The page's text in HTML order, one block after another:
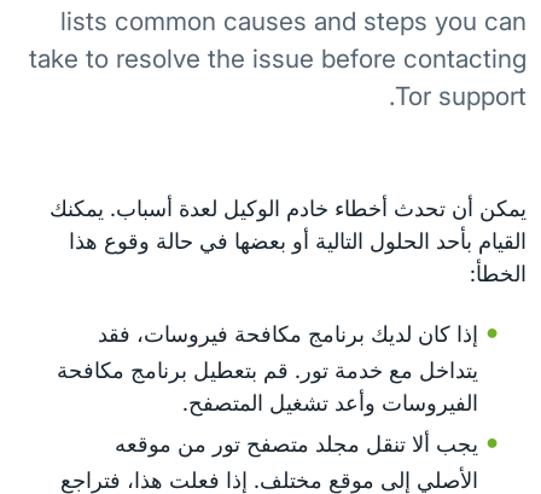
lists common causes and steps you can
take to resolve the issue before contacting
Tor support.
يمكن أن تحدث أخطاء خادم الوكيل لعدة أسباب. يمكنك
القيام بأحد الحلول التالية أو بعضها في حالة وقوع هذا
الخطأ:
إذا كان لديك برنامج مكافحة فيروسات، فقد
يتداخل مع خدمة تور. قم بتعطيل برنامج مكافحة
الفيروسات وأعد تشغيل المتصفح.
يجب ألا تنقل مجلد متصفح تور من موقعه
الأصلي إلى موقع مختلف. إذا فعلت هذا، فتراجع